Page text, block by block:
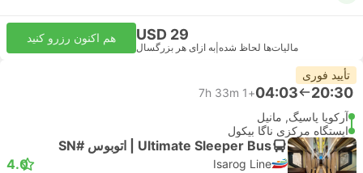
USD 29
مالیات‌ها لحاظ شده به ازای هر بزرگسال
هم اکنون رزرو کنید
تأیید فوری
20:30
04:03
+1
7h 33m
آرکویا پاسیگ, مانیل
ایستگاه مرکزی ناگا بیکول
Ultimate Sleeper Bus | اتوبوس #SN
Isarog Line
4.0